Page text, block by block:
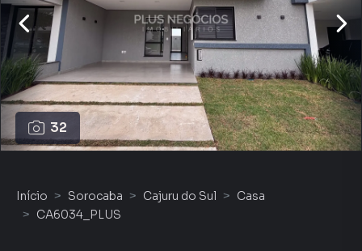
32
Início Sorocaba Cajuru do Sul
Casa
CA6034_PLUS